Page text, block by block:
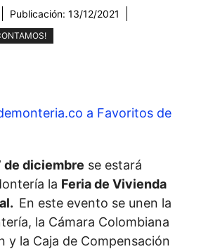
Publicación: 13/12/2021
a Favoritos de
de diciembre se estará
la Feria de Vivienda
En este evento se unen la
la Cámara Colombiana
y la Caja de Compensación